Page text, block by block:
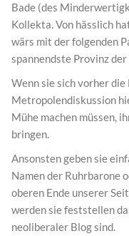
Bade (des
Kollekta. Von hässlich
wärs mit der folgenden
spannendste Provinz
Wenn sie sich vorher
Metropolendiskussion
Mühe machen müssen,
bringen.
Ansonsten geben sie
Namen der Ruhrbarone
oberen Ende unserer
werden sie feststellen
neoliberaler Blog sind.